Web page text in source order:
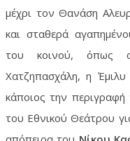
μέχρι τον Θανάση
και σταθερά
του κοινού, όπως
Χατζηπασχάλη, η Έμιλυ
κάποιος την
του Εθνικού Θεάτρου